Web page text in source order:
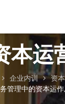
本运
企业内训 资
管理中的资本运